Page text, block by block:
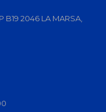
B19 2046 LA MARSA,